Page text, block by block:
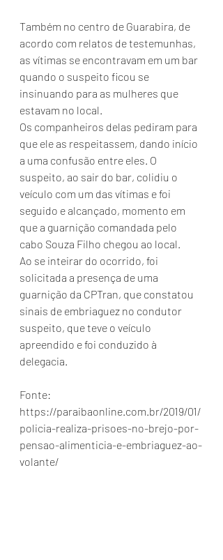
Também no centro de Guarabira, de
acordo com relatos de testemunhas,
as vítimas se encontravam em um bar
quando o suspeito ficou se
insinuando para as mulheres que
estavam no local.
Os companheiros delas pediram para
que ele as respeitassem, dando início
a uma confusão entre eles. O
suspeito, ao sair do bar, colidiu o
veículo com um das vítimas e foi
seguido e alcançado, momento em
que a guarnição comandada pelo
cabo Souza Filho chegou ao local.
Ao se inteirar do ocorrido, foi
solicitada a presença de uma
guarnição da CPTran, que constatou
sinais de embriaguez no condutor
suspeito, que teve o veículo
apreendido e foi conduzido à
delegacia.
Fonte:
https://paraibaonline.com.br/2019/01/
policia-realiza-prisoes-no-brejo-por-
pensao-alimenticia-e-embriaguez-ao-
volante/